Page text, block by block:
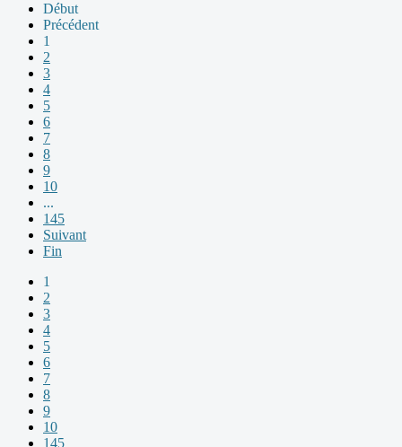
Début
Précédent
1
2
3
4
5
6
7
8
9
10
...
145
Suivant
Fin
1
2
3
4
5
6
7
8
9
10
145